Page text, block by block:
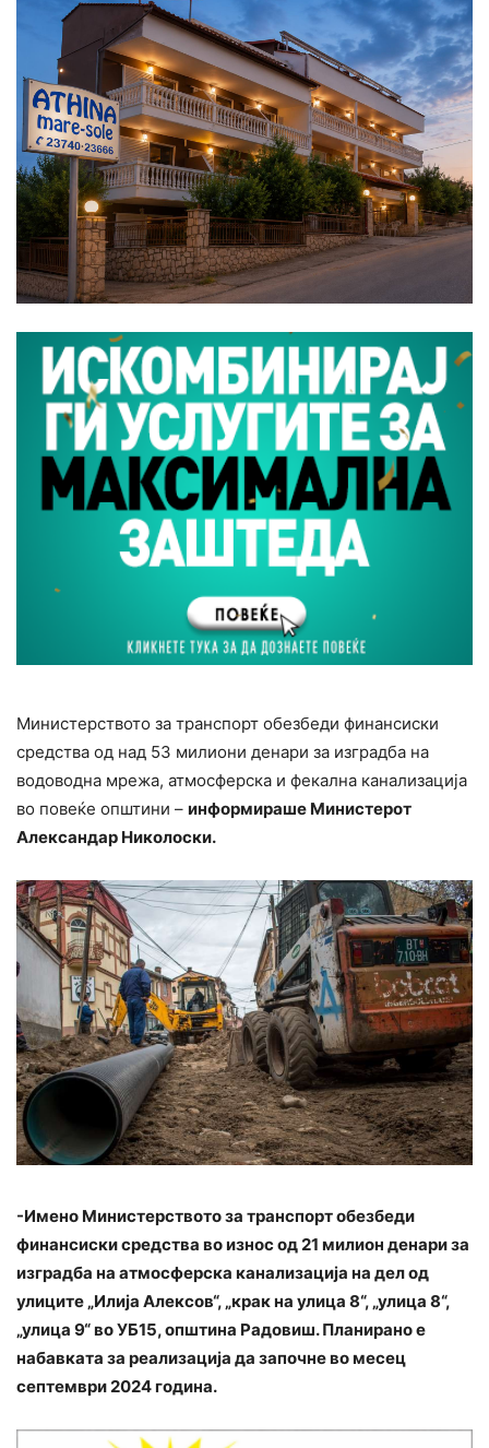
Министерството за транспорт обезбеди финансиски
средства од над 53 милиони денари за изградба на
водоводна мрежа, атмосферска и фекална канализација
во повеќе општини – информираше Министерот
Александар Николоски.
-Имено Министерството за транспорт обезбеди
финансиски средства во износ од 21 милион денари за
изградба на атмосферска канализација на дел од
улиците „Илија Алексов“, „крак на улица 8“, „улица 8“,
„улица 9“ во УБ15, општина Радовиш. Планирано е
набавката за реализација да започне во месец
септември 2024 година.